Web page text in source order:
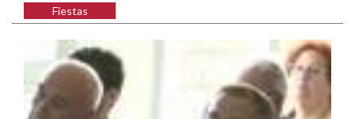
Fiestas